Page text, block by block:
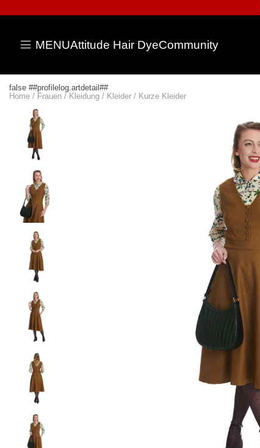
MENUAttitude Hair DyeCommunity
false ##profilelog.artdetail##
Home / Frauen / Kleidung / Kleider / Kurze Kleider